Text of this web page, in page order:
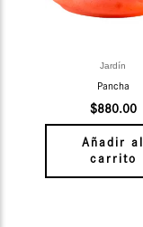
Jardín
Pancha
$880.00
Añadir al
carrito